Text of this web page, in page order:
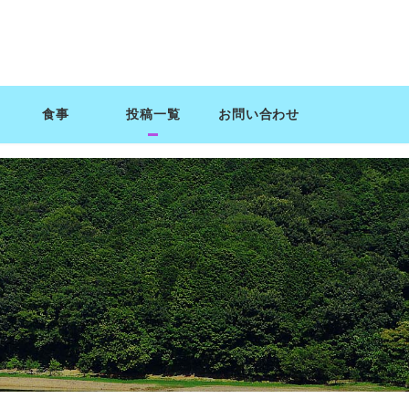
食事 投稿一覧 お問い合わせ